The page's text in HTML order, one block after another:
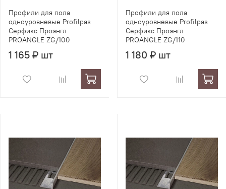
Профили для пола
одноуровневые Profilpas
Серфикс Проэнгл
PROANGLE ZG/100
1 165 ₽ шт
Профили для пола
одноуровневые Profilpas
Серфикс Проэнгл
PROANGLE ZG/110
1 180 ₽ шт